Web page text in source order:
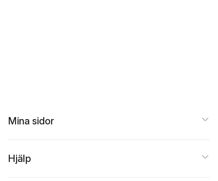
Mina sidor
Hjälp